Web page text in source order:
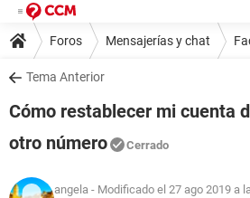
Foros Mensajerías y chat
Tema Anterior
Cómo restablecer mi cuenta
otro número
Cerrado
angela - Modificado el 27 ago 2019 a